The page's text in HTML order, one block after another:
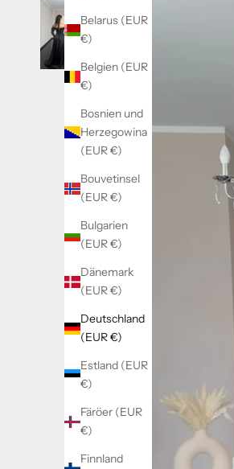
Belarus (EUR
€)
Belgien (EUR
€)
Bosnien und
Herzegowina
(EUR €)
Bouvetinsel
(EUR €)
Bulgarien
(EUR €)
Dänemark
(EUR €)
Deutschland
(EUR €)
Estland (EUR
€)
Färöer (EUR
€)
Finnland